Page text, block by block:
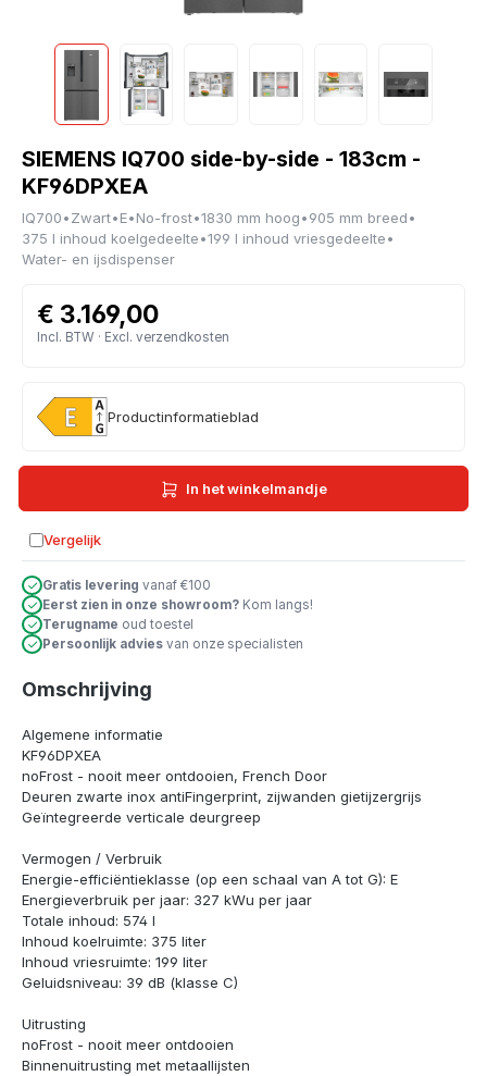
SIEMENS IQ700 side-by-side - 183cm -
KF96DPXEA
IQ700•Zwart•E•No-frost•1830 mm hoog•905 mm breed•
375 l inhoud koelgedeelte•199 l inhoud vriesgedeelte•
Water- en ijsdispenser
€ 3.169,00
Incl. BTW · Excl. verzendkosten
Productinformatieblad
In het winkelmandje
Vergelijk
Toevoegen aan vergelijking
Gratis levering vanaf €100
Eerst zien in onze showroom? Kom langs!
Terugname oud toestel
Persoonlijk advies van onze specialisten
Omschrijving
Algemene informatie
KF96DPXEA
noFrost - nooit meer ontdooien, French Door
Deuren zwarte inox antiFingerprint, zijwanden gietijzergrijs
Geïntegreerde verticale deurgreep
Vermogen / Verbruik
Energie-efficiëntieklasse (op een schaal van A tot G): E
Energieverbruik per jaar: 327 kWu per jaar
Totale inhoud: 574 l
Inhoud koelruimte: 375 liter
Inhoud vriesruimte: 199 liter
Geluidsniveau: 39 dB (klasse C)
Uitrusting
noFrost - nooit meer ontdooien
Binnenuitrusting met metaallijsten